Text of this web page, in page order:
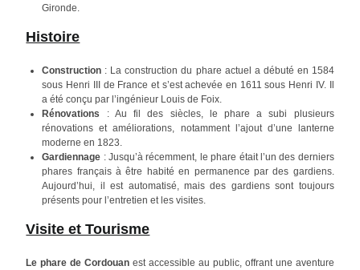
Gironde.
Histoire
Construction : La construction du phare actuel a débuté en 1584
sous Henri III de France et s’est achevée en 1611 sous Henri IV. Il
a été conçu par l’ingénieur Louis de Foix.
Rénovations
: Au fil des siècles, le phare a subi plusieurs
rénovations et améliorations, notamment l’ajout d’une lanterne
moderne en 1823.
Gardiennage : Jusqu’à récemment, le phare était l’un des derniers
phares français à être habité en permanence par des gardiens.
Aujourd’hui, il est automatisé, mais des gardiens sont toujours
présents pour l’entretien et les visites.
Visite et Tourisme
Le phare de Cordouan est accessible au public, offrant une aventure